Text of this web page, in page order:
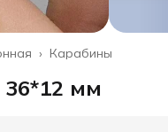
Карабины
›
36*12 мм